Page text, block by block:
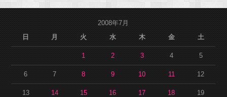
2008年7月
日
月 火 水 木 金 土
1 2 3 4 5
6 7 8 9 10 11 12
13 14 15 16 17 18 19